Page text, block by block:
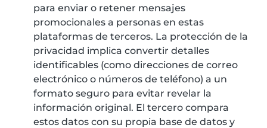
para enviar o retener mensajes
promocionales a personas en estas
plataformas de terceros. La protección de la
privacidad implica convertir detalles
identificables (como direcciones de correo
electrónico o números de teléfono) a un
formato seguro para evitar revelar la
información original. El tercero compara
estos datos con su propia base de datos y